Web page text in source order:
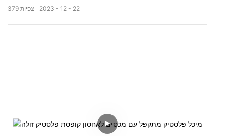
מידות חיצוניות: 600*400*280 מ"מ
2023 12 22
379 צפיות